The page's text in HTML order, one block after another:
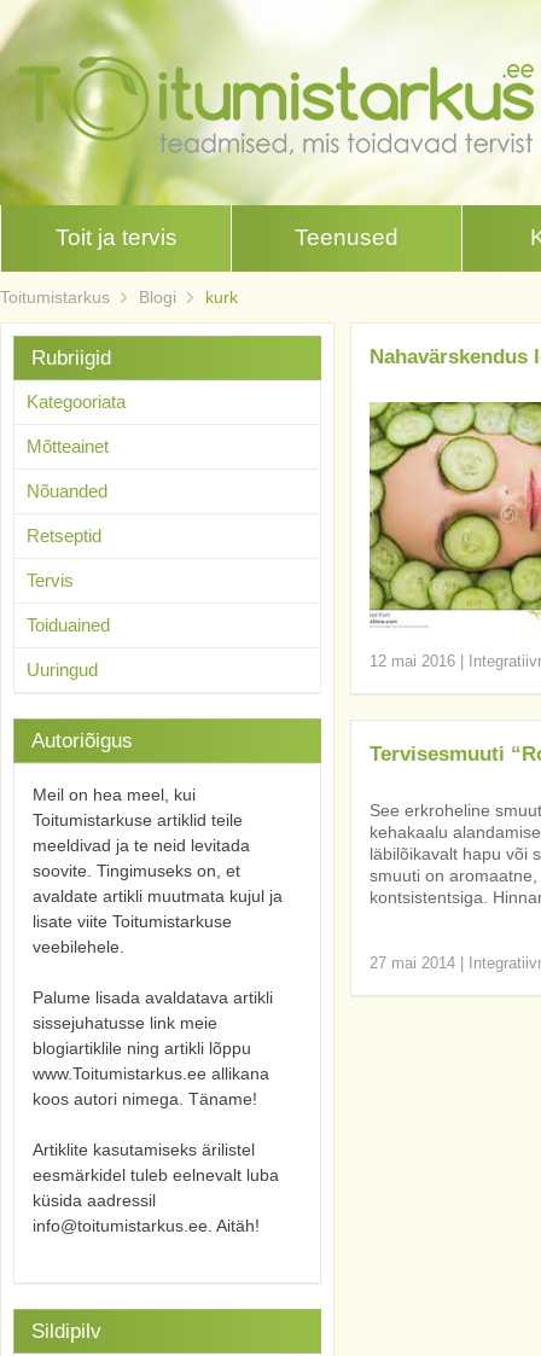
Toit ja tervis Teenused
Toitumistarkus Blogi kurk
Nahavärskendus
12 mai 2016
Tervisesmuuti
See erkroheline
kehakaalu
läbilõikavalt hapu või
smuuti on
kontsistentsiga.
27 mai 2014
Rubriigid
Kategooriata
Mõtteainet
Nõuanded
Retseptid
Tervis
Toiduained
Uuringud
Autoriõigus
Meil on hea meel, kui
Toitumistarkuse artiklid teile
meeldivad ja te neid levitada
soovite. Tingimuseks on, et
avaldate artikli muutmata kujul ja
lisate viite Toitumistarkuse
veebilehele.
Palume lisada avaldatava artikli
sissejuhatusse link meie
blogiartiklile ning artikli lõppu
www.Toitumistarkus.ee allikana
koos autori nimega. Täname!
Artiklite kasutamiseks ärilistel
eesmärkidel tuleb eelnevalt luba
küsida aadressil
info@toitumistarkus.ee. Aitäh!
Sildipilv